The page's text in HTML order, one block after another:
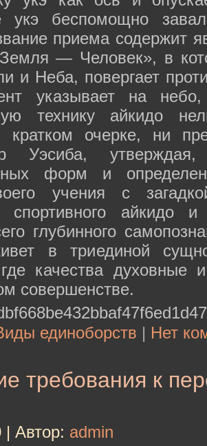
укэ беспомощно
приема содержит
— Человек», в
и Неба, повергает
указывает на
технику айкидо
кратком очерке, ни
Уэсиба,
форм и
учения с
спортивного айкидо
глубинного
в триединой
где качества духовные
совершенстве.
единоборств | Нет
требования к
| Автор: admin